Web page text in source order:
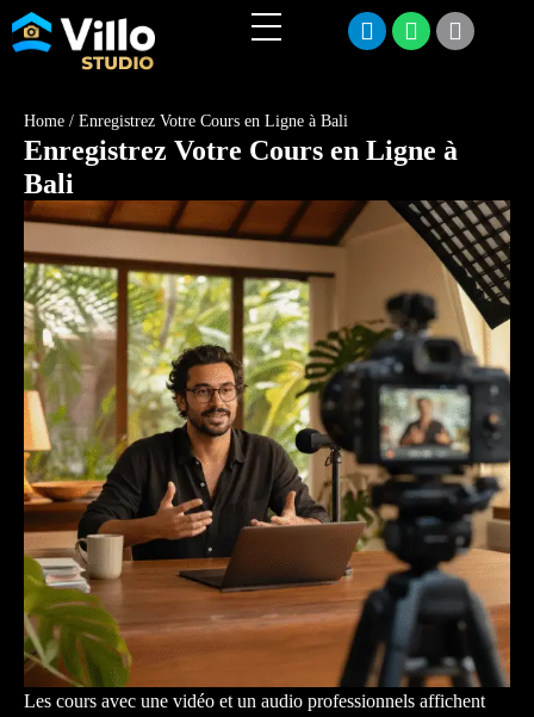
Home / Enregistrez Votre Cours en Ligne à Bali
Enregistrez Votre Cours en Ligne à
Bali
Les cours avec une vidéo et un audio professionnels affichent